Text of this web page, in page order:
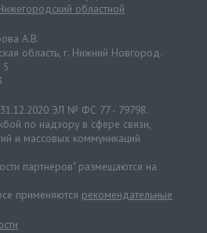
областной
А.В.
область, г. Нижний Новгород.
5
ЭЛ № ФС 77 - 79798.
по надзору в сфере связи,
и массовых коммуникаций
партнеров" размещаются на
применяются рекомендательные